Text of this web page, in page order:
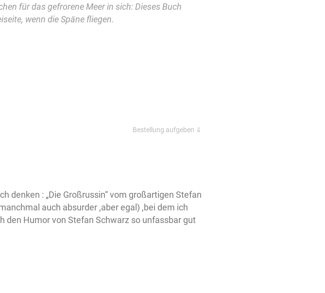
für das gefrorene Meer in sich: Dieses Buch
wenn die Späne fliegen.
Bestellung aufgeben ⇓
denken : „Die Großrussin“ vom großartigen Stefan
auch absurder ,aber egal) ,bei dem ich
den Humor von Stefan Schwarz so unfassbar gut